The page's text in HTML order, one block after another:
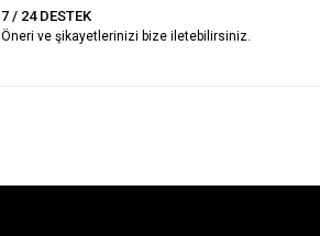
7 / 24 DESTEK
Öneri ve şikayetlerinizi bize iletebilirsiniz.